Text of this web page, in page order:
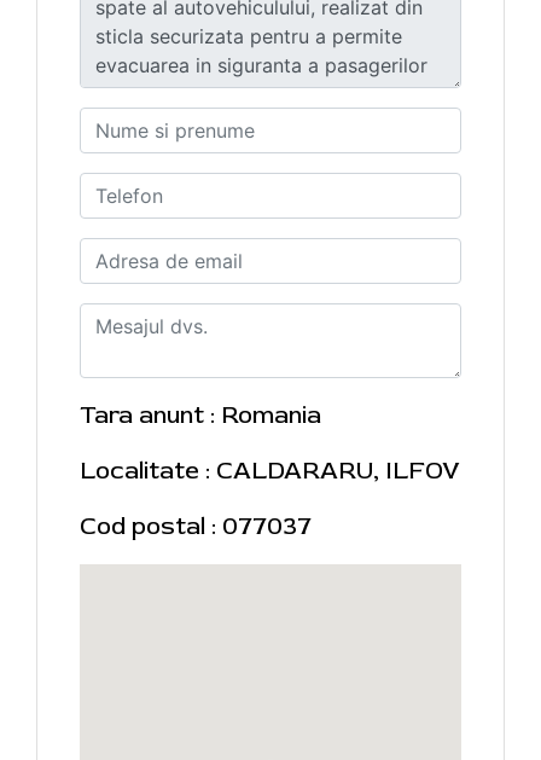
Tara anunt : Romania
Localitate : CALDARARU, ILFOV
Cod postal : 077037